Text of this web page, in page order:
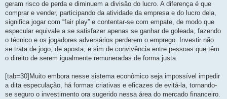
geram risco de perda e diminuem a divisão do lucro. A diferença é que
comprar e vender, participando da atividade da empresa e do lucro dela,
significa jogar com “fair play” e contentar-se com empate, de modo que
especular equivale a se satisfazer apenas se ganhar de goleada, fazendo
o técnico e os jogadores adversários perderem o emprego. Investir não
se trata de jogo, de aposta, e sim de convivência entre pessoas que têm
o direito de serem igualmente remuneradas de forma justa.
[tab=30]Muito embora nesse sistema econômico seja impossível impedir
a dita especulação, há formas criativas e eficazes de evitá-la, tornando-
se seguro o investimento ora sugerido nessa área do mercado financeiro.